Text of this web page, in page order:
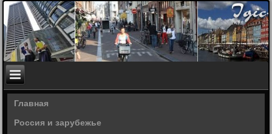
Главная
Россия и зарубежье